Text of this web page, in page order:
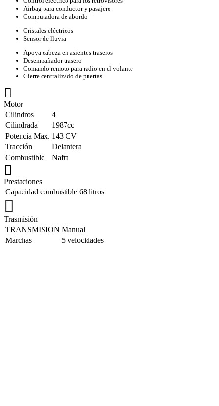
Airbag para conductor y pasajero
Computadora de abordo
Cristales eléctricos
Sensor de lluvia
Apoya cabeza en asientos traseros
Desempañador trasero
Comando remoto para radio en el volante
Cierre centralizado de puertas
Motor
Cilindros
4
Cilindrada
1987cc
Potencia Max. 143 CV
Tracción
Delantera
Combustible
Nafta
Prestaciones
Capacidad combustible 68 litros
Trasmisión
TRANSMISION Manual
Marchas
5 velocidades